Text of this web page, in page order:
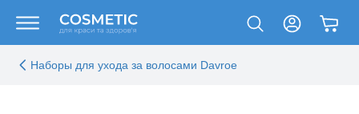
Наборы для ухода за волосами Davroe